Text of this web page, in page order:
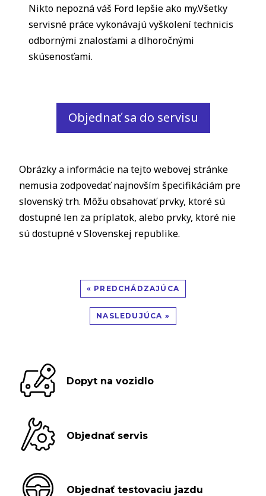
Nikto nepozná váš Ford lepšie ako my.Všetky
servisné práce vykonávajú vyškolení technicis
odbornými znalosťami a dlhoročnými
skúsenosťami.
Objednať sa do servisu
Obrázky a informácie na tejto webovej stránke
nemusia zodpovedať najnovším špecifikáciám pre
slovenský trh. Môžu obsahovať prvky, ktoré sú
dostupné len za príplatok, alebo prvky, ktoré nie
sú dostupné v Slovenskej republike.
« PREDCHÁDZAJÚCA
NASLEDUJÚCA »
Dopyt na vozidlo
Objednať servis
Objednať testovaciu jazdu